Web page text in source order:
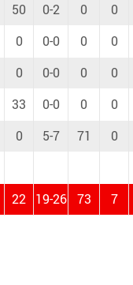
50 0-2 0 0
0 0-0 0 0
0 0-0 0 0
33 0-0 0 0
0 5-7 71 0
22 19-26 73 7